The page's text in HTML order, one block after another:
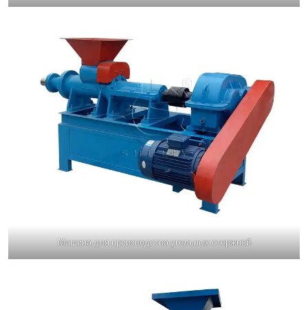
Машина для производства угольных стержней